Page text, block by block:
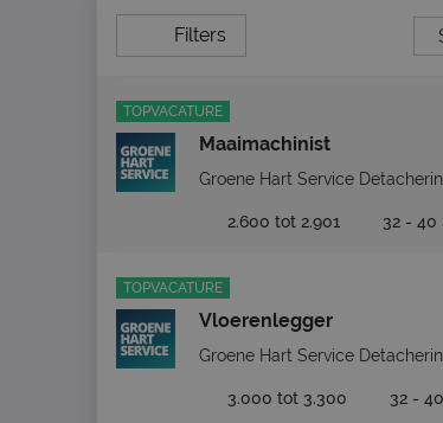
Filters
TOPVACATURE
Maaimachinist
Groene Hart Service
2.600 tot 2.901 32 - 40
TOPVACATURE
Vloerenlegger
Groene Hart Service
3.000 tot 3.300 32 -